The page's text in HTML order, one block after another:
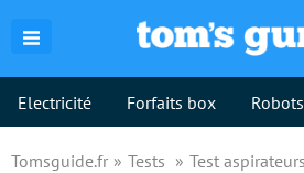
Electricité Forfaits box Robots
Tomsguide.fr Tests Test